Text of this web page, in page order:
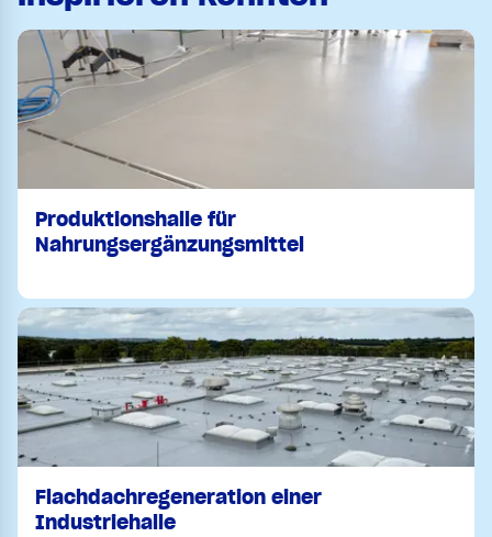
Produktionshalle für
Nahrungsergänzungsmittel
Flachdachregeneration einer
Industriehalle